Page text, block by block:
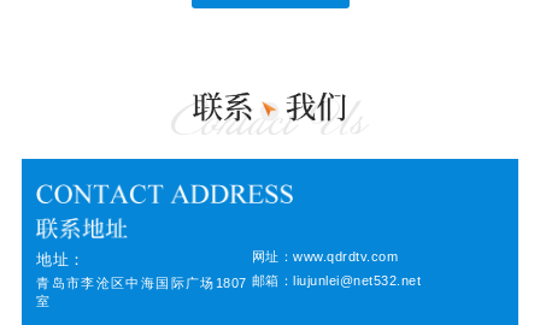
地址：
青岛市李沧区中海国际广场1807
室
网址：www.qdrdtv.com
邮箱：liujunlei@net532.net